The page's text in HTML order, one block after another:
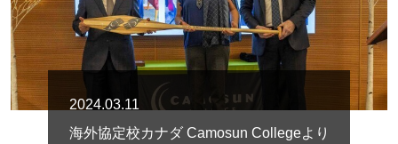
2024.03.11
海外協定校カナダ Camosun Collegeより